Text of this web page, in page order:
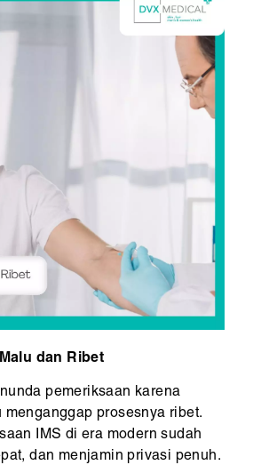
dan Ribet
pemeriksaan karena
menganggap prosesnya ribet.
IMS di era modern sudah
dan menjamin privasi penuh.